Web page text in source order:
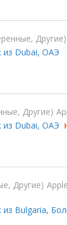
Другие
из Dubai, ОАЭ
Другие
из Dubai, ОАЭ
Другие Apple
Bulgaria,